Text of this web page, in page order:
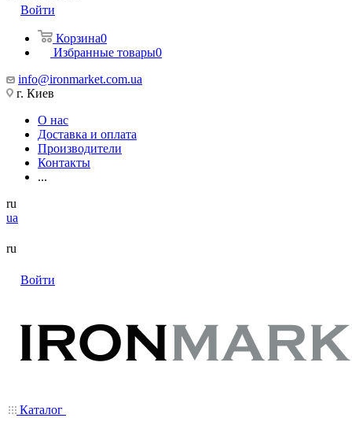
Войти
Корзина0
Избранные товары0
info@ironmarket.com.ua
г. Киев
О нас
Доставка и оплата
Производители
Контакты
...
ru
ua
ru
Войти
Каталог